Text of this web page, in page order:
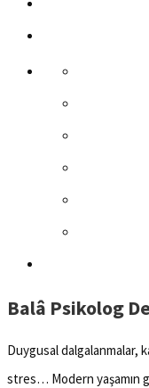
Balâ Psikolog
Duygusal dalgalanmalar,
stres… Modern yaşamın